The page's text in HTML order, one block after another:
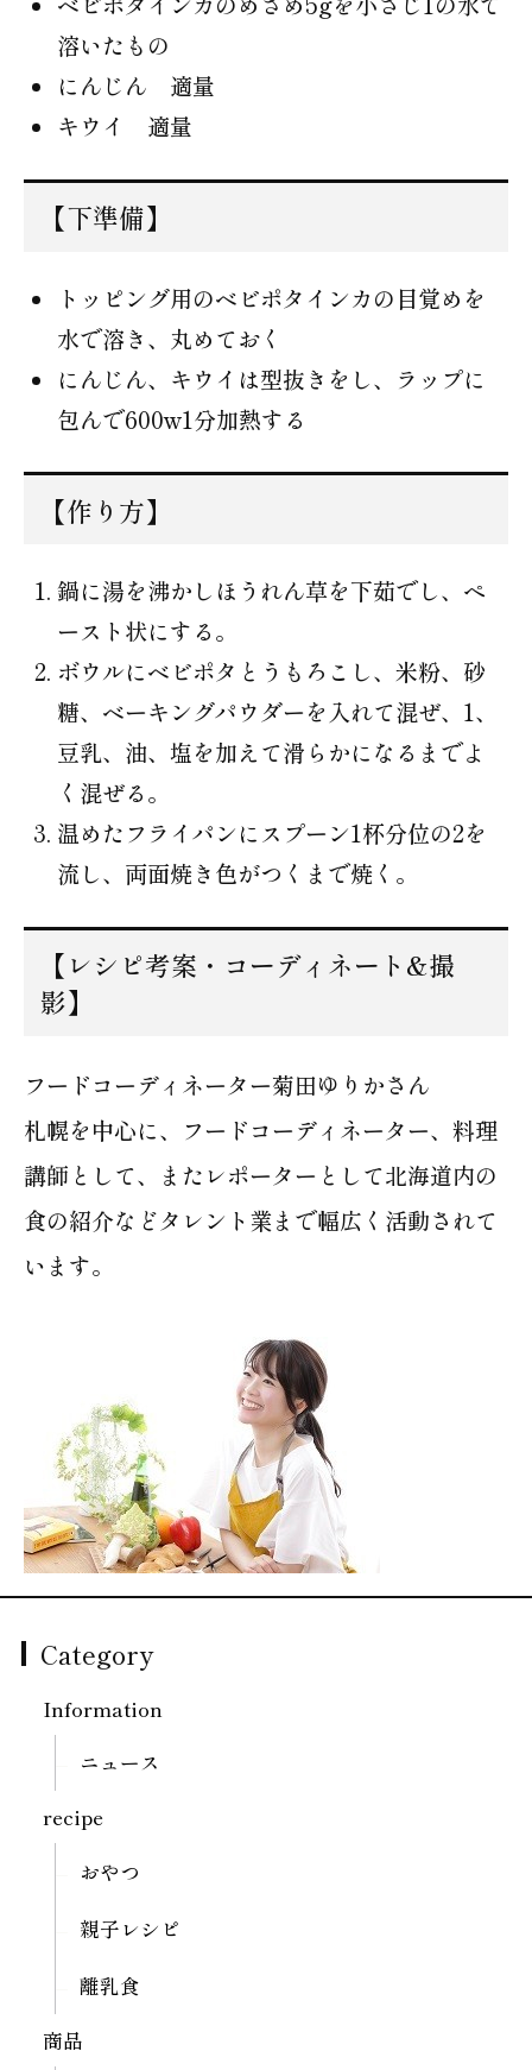
溶いたもの
にんじん 適量
キウイ 適量
【下準備】
トッピング用のベビポタインカの目覚めを
水で溶き、丸めておく
にんじん、キウイは型抜きをし、ラップに
包んで600w1分加熱する
【作り方】
鍋に湯を沸かしほうれん草を下茹でし、ペ
ースト状にする。
ボウルにベビポタとうもろこし、米粉、砂
糖、ベーキングパウダーを入れて混ぜ、1、
豆乳、油、塩を加えて滑らかになるまでよ
く混ぜる。
温めたフライパンにスプーン1杯分位の2を
流し、両面焼き色がつくまで焼く。
【レシピ考案・コーディネート&撮
影】
フードコーディネーター菊田ゆりかさん
札幌を中心に、フードコーディネーター、料理
講師として、またレポーターとして北海道内の
食の紹介などタレント業まで幅広く活動されて
います。
Category
Information
ニュース
recipe
おやつ
親子レシピ
離乳食
商品